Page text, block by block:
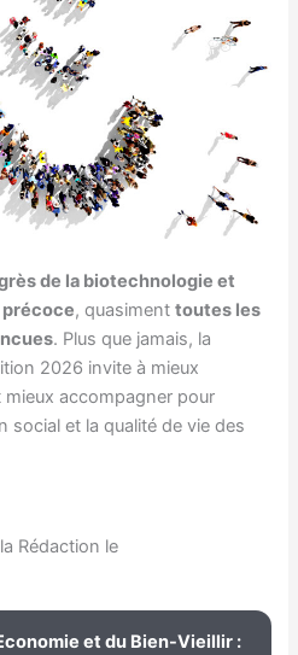
de la biotechnologie et
précoce, quasimenttoutes les
. Plus que jamais, la
2026 invite à mieux
accompagner pour
social et la qualité de vie des
Rédaction le
et du Bien-Vieillir :